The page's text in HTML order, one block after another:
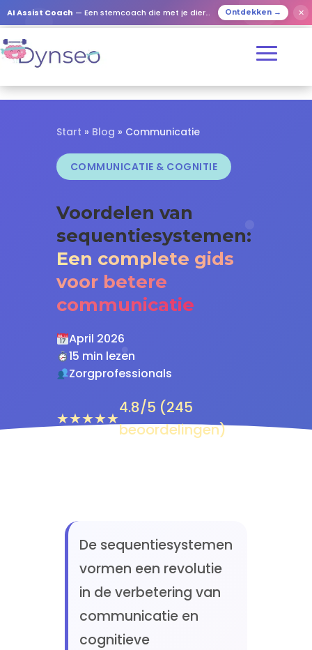
AI Assist Coach — Een stemcoach die met je dierbaren speelt Ontdekken → ✕
Start » Blog » Communicatie
COMMUNICATIE & COGNITIE
Voordelen van
sequentiesystemen:
Een complete gids
voor betere
communicatie
April 2026
15 min lezen
Zorgprofessionals
★★★★★
4.8/5 (245
beoordelingen)
De sequentiesystemen
vormen een revolutie
in de verbetering van
communicatie en
cognitieve